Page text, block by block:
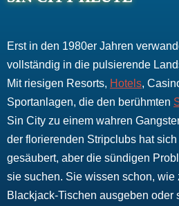
Erst in den 1980er Jahren
vollständig in die pulsierende
Mit riesigen Resorts, Hotels,
Sportanlagen, die den berühmten
Sin City zu einem wahren
der florierenden Stripclubs hat
gesäubert, aber die sündigen
sie suchen. Sie wissen schon, wie
Blackjack-Tischen ausgeben oder